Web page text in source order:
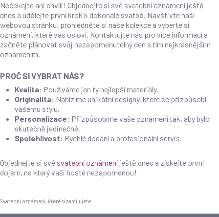
Nečekejte ani chvíli! Objednejte si své svatební oznámení ještě
dnes a udělejte první krok k dokonalé svatbě. Navštivte naši
webovou stránku, prohlédněte si naše kolekce a vyberte si
oznámení, které vás osloví. Kontaktujte nás pro více informací a
začněte plánovat svůj nezapomenutelný den s tím nejkrásnějším
oznámením.
PROČ SI VYBRAT NÁS?
Kvalita: Používáme jen ty nejlepší materiály.
Originalita: Nabízíme unikátní designy, které se přizpůsobí
vašemu stylu.
Personalizace: Přizpůsobíme vaše oznámení tak, aby bylo
skutečně jedinečné.
Spolehlivost: Rychlé dodání a profesionální servis.
Objednejte si své svatební oznámení ještě dnes a získejte první
dojem, na který vaši hosté nezapomenou!
Svatební oznámení, které si zamilujete.